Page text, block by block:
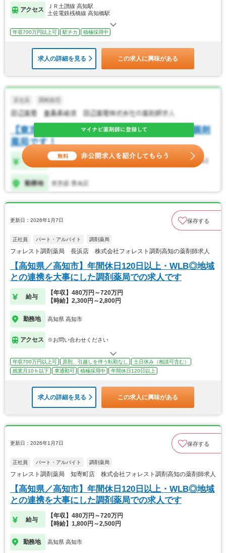
アクセス
ＪＲ土讃線 高知駅
土佐電鉄桟橋線 高知橋駅
年収700万円以上可 駅チカ 積極採用中
求人の詳細を見る この求人に興味がある
更新日：2026年1月7日 保存する
正社員 パート・アルバイト 調剤薬局
フォレスト調剤薬局 長浜店 株式会社フォレスト調剤高知の薬剤師求人
【高知県／高知市】年間休日120日以上・WLB◎地域
との連携を大事にした調剤薬局での求人です
給与
【年収】480万円～720万円
【時給】2,300円～2,800円
勤務地 高知県 高知市
アクセス ※お問い合わせください
年収700万円以上可 原則、引越しを伴う転勤なし
土日休み（相談可含む）
残業月10ｈ以下
車通勤可 積極採用中 年間休日120日以上
求人の詳細を見る この求人に興味がある
更新日：2026年1月7日 保存する
正社員 パート・アルバイト 調剤薬局
フォレスト調剤薬局 知寄町店 株式会社フォレスト調剤高知の薬剤師求人
【高知県／高知市】年間休日120日以上・WLB◎地域
との連携を大事にした調剤薬局での求人です
給与
【年収】480万円～720万円
【時給】1,800円～2,500円
勤務地 高知県 高知市